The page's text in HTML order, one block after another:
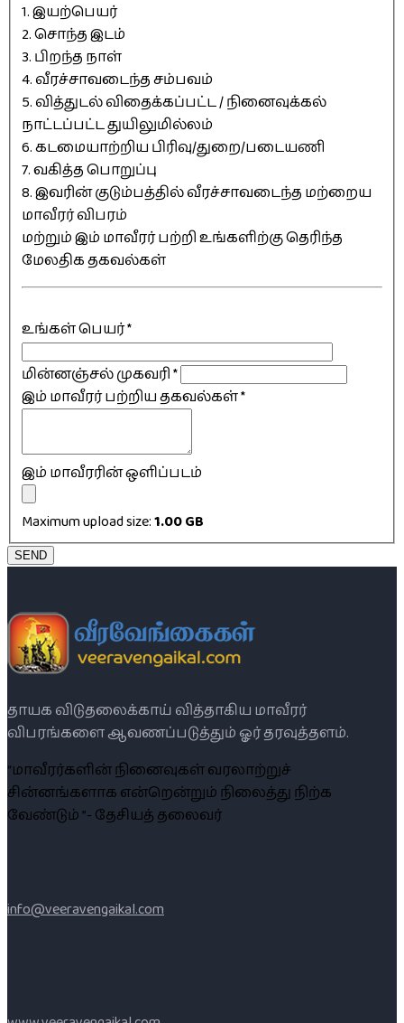
1. இயற்பெயர்
2. சொந்த இடம்
3. பிறந்த நாள்
4. வீரச்சாவடைந்த சம்பவம்
5. வித்துடல் விதைக்கப்பட்ட / நினைவுக்கல்
நாட்டப்பட்ட துயிலுமில்லம்
6. கடமையாற்றிய பிரிவு/துறை/படையணி
7. வகித்த பொறுப்பு
8. இவரின் குடும்பத்தில் வீரச்சாவடைந்த மற்றைய
மாவீரர் விபரம்
மற்றும் இம் மாவீரர் பற்றி உங்களிற்கு தெரிந்த
மேலதிக தகவல்கள்
உங்கள் பெயர்*
மின்னஞ்சல் முகவரி*
இம் மாவீரர் பற்றிய தகவல்கள்*
இம் மாவீரரின் ஒளிப்படம்
Maximum upload size:1.00 GB
SEND
தாயக விடுதலைக்காய் வித்தாகிய மாவீரர்
விபரங்களை ஆவணப்படுத்தும் ஓர் தரவுத்தளம்.
“மாவீரர்களின் நினைவுகள் வரலாற்றுச்
சின்னங்களாக என்றென்றும் நிலைத்து நிற்க
வேண்டும் ”- தேசியத் தலைவர்
info@veeravengaikal.com